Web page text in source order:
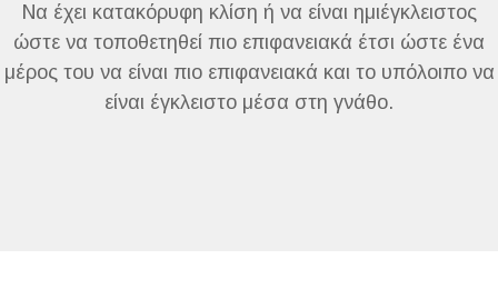
Να έχει κατακόρυφη κλίση ή να είναι ημιέγκλειστος
ώστε να τοποθετηθεί πιο επιφανειακά έτσι ώστε ένα
μέρος του να είναι πιο επιφανειακά και το υπόλοιπο να
είναι έγκλειστο μέσα στη γνάθο.